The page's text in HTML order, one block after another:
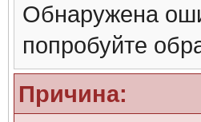
Обнаружена
попробуйте
Причина: